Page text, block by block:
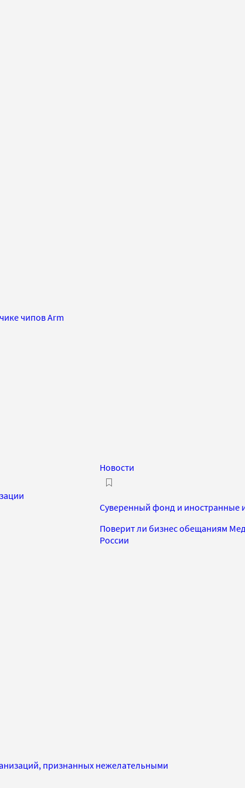
чипов Arm
Новости
Суверенный фонд и иностранные
Поверит ли бизнес обещаниям
России
признанных нежелательными